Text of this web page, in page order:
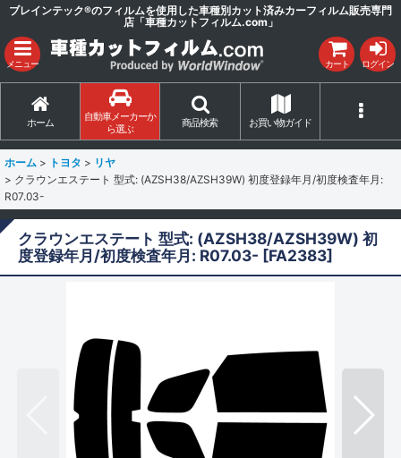
ブレインテック®のフィルムを使用した車種別カット済みカーフィルム販売専門
店「車種カットフィルム.com」
メニュー カート ログイン
ホーム
自動車メーカーか
ら選ぶ
商品検索 お買い物ガイド
ホーム > トヨタ > リヤ
> クラウンエステート 型式: (AZSH38/AZSH39W) 初度登録年月/初度検査年月:
R07.03-
クラウンエステート 型式: (AZSH38/AZSH39W) 初
度登録年月/初度検査年月: R07.03- [FA2383]